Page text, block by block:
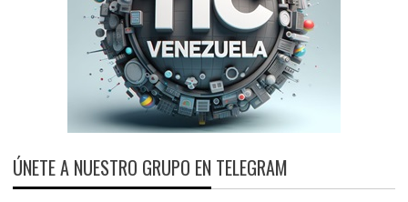
ÚNETE A NUESTRO GRUPO EN TELEGRAM